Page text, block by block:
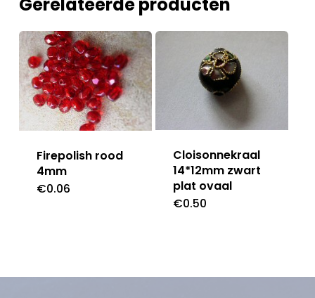
Firepolish rood
4mm
€0.06
Cloisonnekraal
14*12mm zwart
plat ovaal
€0.50